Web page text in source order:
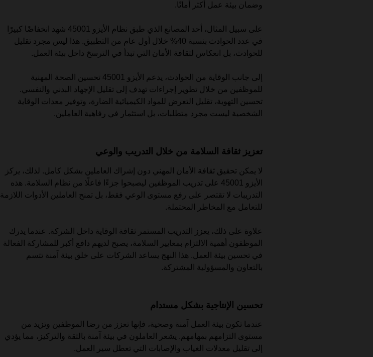
وضمان بيئة عمل أكثر أمانًا.
على سبيل المثال، أحد المصانع الذي طبق نظام الأيزو 45001 شهد انخفاضًا كبيرًا
في عدد الحوادث بنسبة 40% خلال أول عام من التطبيق. هذا ليس مجرد تقليل
للحوادث، بل انعكاس لثقافة الأمان التي تبدأ في الترسخ داخل بيئة العمل.
إلى جانب الوقاية من الحوادث، يدعم الأيزو 45001 تحسين الصحة المهنية
للموظفين من خلال تطوير إجراءات تهدف إلى تقليل الإجهاد البدني والنفسي.
تحسين التهوية، تقليل التعرض للمواد الكيميائية الضارة، وتوفير معدات الوقاية
الشخصية ليست مجرد متطلبات، بل استثمار في رفاهية العاملين.
تعزيز ثقافة السلامة من خلال التدريب والوعي
لا يمكن تحقيق ثقافة الأمان المهني دون إشراك العاملين بشكل كامل. لذلك، يركز
الأيزو 45001 على تدريب الموظفين ليصبحوا جزءًا فاعلًا من نظام السلامة. هذه
التدريبات لا تقتصر على رفع مستوى الوعي فقط، بل تمنح العاملين الأدوات اللازمة
للتعامل مع المخاطر المحتملة.
علاوة على ذلك، يعزز التدريب المستمر ثقافة الوقاية داخل الشركة. عندما يدرك
الموظفون أهمية الالتزام بمعايير السلامة، يصبح لديهم دافع أكبر للمشاركة الفعالة
في تحسين بيئة العمل. هذا النهج يساعد الشركات على خلق بيئة آمنة تتسم
بالتعاون والمسؤولية المشتركة.
تحسين الإنتاجية بشكل مستدام
عندما تكون بيئة العمل آمنة وصحية، فإنها تعزز من رضا الموظفين وتزيد من
مستوى التزامهم بمهامهم. يشعر العاملون في بيئة آمنة بالثقة والتركيز، مما يؤدي
إلى تقليل معدلات الغياب والإصابات التي تعطل سير العمل.